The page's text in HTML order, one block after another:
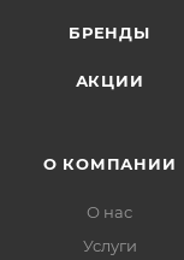
БРЕНДЫ
АКЦИИ
О КОМПАНИИ
О нас
Услуги